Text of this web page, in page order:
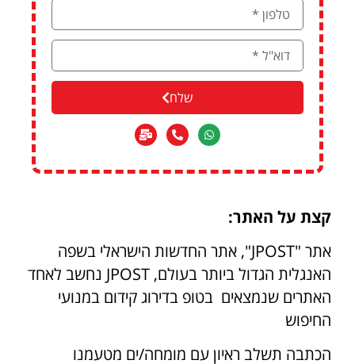
קצת על האתר:
אתר "JPOST", אתר החדשות הישראלי בשפה
האנגלית הגדול ביותר בעולם, JPOST נחשב לאחד
האתרים שנמצאים בטופ בדירוג קידום במנועי
החיפוש
הכתבה תשלב ראיון עם מומחה/ים מטעמנו
שלח